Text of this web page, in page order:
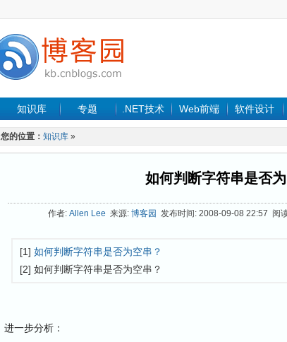
知识库 专题 .NET技术 Web前端 软件设计
您的位置： 知识库 »
如何判断字符串是否
作者: Allen Lee 来源: 博客园 发布时间: 2008-09-08 22:57 阅
[1] 如何判断字符串是否为空串？
[2] 如何判断字符串是否为空串？
进一步分析：